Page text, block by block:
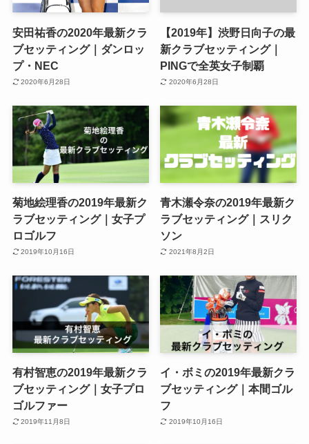
安田祐香の2020年最新クラ
ブセッティング｜ダンロッ
プ・NEC
2020年6月28日
【2019年】渋野日向子の最
新クラブセッティング｜
PINGで全英女子制覇
2020年6月28日
菊地絵理香の2019年最新ク
ラブセッティング｜女子プ
ロゴルフ
2019年10月16日
青木瀬令奈の2019年最新ク
ラブセッティング｜スリク
ソン
2021年8月2日
有村智恵の2019年最新クラ
ブセッティング｜女子プロ
ゴルファー
2019年11月8日
イ・ボミの2019年最新クラ
ブセッティング｜本間ゴル
フ
2019年10月16日